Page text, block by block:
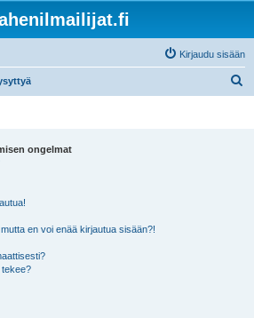
Kirjaudu sisään
ongelmat
en voi enää kirjautua sisään?!
tekee?